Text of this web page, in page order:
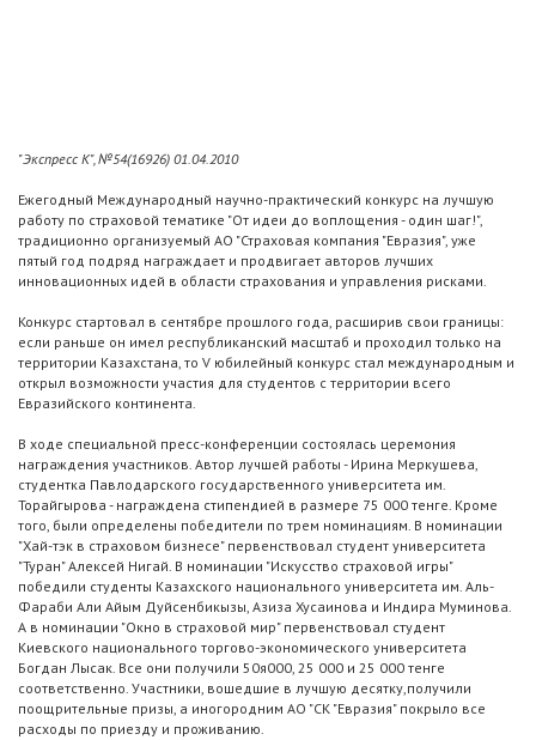
"Экспресс К", №54(16926) 01.04.2010
Ежегодный Международный научно-практический конкурс на лучшую
работу по страховой тематике "От идеи до воплощения - один шаг!",
традиционно организуемый АО "Страховая компания "Евразия", уже
пятый год подряд награждает и продвигает авторов лучших
инновационных идей в области страхования и управления рисками.
Конкурс стартовал в сентябре прошлого года, расширив свои границы:
если раньше он имел республиканский масштаб и проходил только на
территории Казахстана, то V юбилейный конкурс стал международным и
открыл возможности участия для студентов с территории всего
Евразийского континента.
В ходе специальной пресс-конференции состоялась церемония
награждения участников. Автор лучшей работы - Ирина Меркушева,
студентка Павлодарского государственного университета им.
Торайгырова - награждена стипендией в размере 75 000 тенге. Кроме
того, были определены победители по трем номинациям. В номинации
"Хай-тэк в страховом бизнесе" первенствовал студент университета
"Туран" Алексей Нигай. В номинации "Искусство страховой игры"
победили студенты Казахского национального университета им. Аль-
Фараби Али Айым Дуйсенбикызы, Азиза Хусаинова и Индира Муминова.
А в номинации "Окно в страховой мир" первенствовал студент
Киевского национального торгово-экономического университета
Богдан Лысак. Все они получили 50я000, 25 000 и 25 000 тенге
соответственно. Участники, вошедшие в лучшую десятку,получили
поощрительные призы, а иногородним АО "СК "Евразия" покрыло все
расходы по приезду и проживанию.